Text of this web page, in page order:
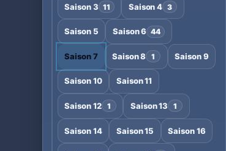
Saison 3 11 Saison 4 3
Saison 5 Saison 6 44
Saison 7 Saison 8 1 Saison 9
Saison 10 Saison 11
Saison 12 1 Saison 13 1
Saison 14 Saison 15 Saison 16